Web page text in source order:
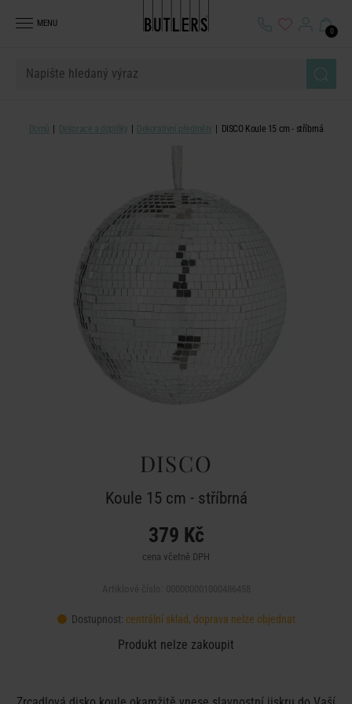
MENU
0
Domů Dekorace a doplňky Dekorativní předměty DISCO Koule 15 cm - stříbrná
DISCO
Koule 15 cm - stříbrná
379 Kč
cena včetně DPH
Dostupnost: centrální sklad, doprava nelze objednat
Produkt nelze zakoupit